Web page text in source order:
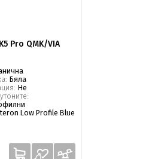
Pro QMK/VIA
Бяла
Не
Low Profile Blue